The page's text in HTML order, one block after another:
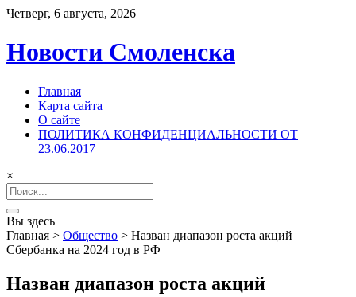
Четверг, 6 августа, 2026
Новости Смоленска
Главная
Карта сайта
О сайте
ПОЛИТИКА КОНФИДЕНЦИАЛЬНОСТИ ОТ
23.06.2017
×
Search
for:
Вы здесь
Главная > Общество > Назван диапазон роста акций
Сбербанка на 2024 год в РФ
Назван диапазон роста акций